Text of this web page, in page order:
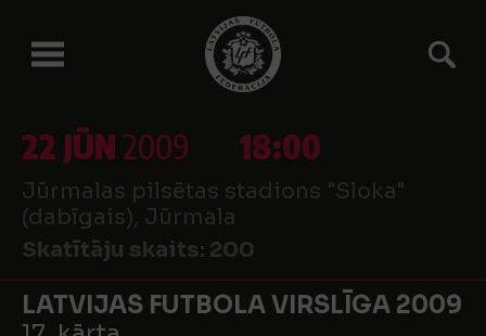
22 JŪN2009 18:00
Jūrmalas pilsētas stadions "Sloka"
(dabīgais), Jūrmala
Skatītāju skaits: 200
LATVIJAS FUTBOLA VIRSLĪGA 2009